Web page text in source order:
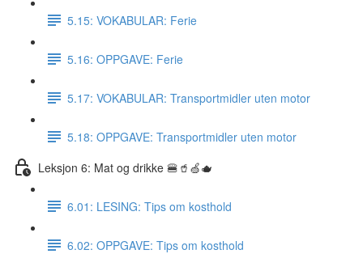
5.15: VOKABULAR: Ferie
5.16: OPPGAVE: Ferie
5.17: VOKABULAR: Transportmidler uten motor
5.18: OPPGAVE: Transportmidler uten motor
Leksjon 6: Mat og drikke 🍔🥤🍏🫖
6.01: LESING: Tips om kosthold
6.02: OPPGAVE: Tips om kosthold